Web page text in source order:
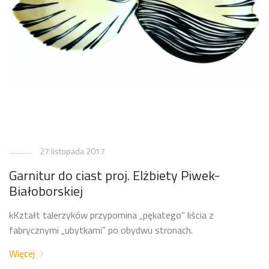
27 listopada 2017
Garnitur do ciast proj. Elżbiety Piwek-
Białoborskiej
kKztałt talerzyków przypomina „pękatego” liścia z
fabrycznymi „ubytkami” po obydwu stronach.
Więcej